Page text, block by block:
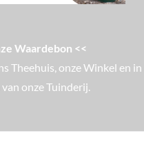
Waardebon <<
Theehuis, onze Winkel en in
onze Tuinderij.